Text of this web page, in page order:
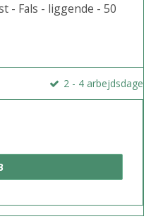
- Fals - liggende - 50
2 - 4 arbejdsdage